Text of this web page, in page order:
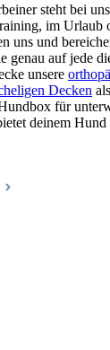
steht bei
im Urlaub
uns und
genau auf jede
unsere
Decken
für
deinem Hund